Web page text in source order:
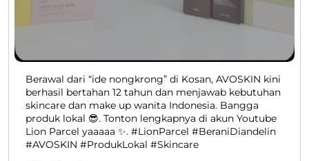
Berawal dari “ide nongkrong” di Kosan, AVOSKIN kini
berhasil bertahan 12 tahun dan menjawab kebutuhan
skincare dan make up wanita Indonesia. Bangga
produk lokal 😎. Tonton lengkapnya di akun Youtube
Lion Parcel yaaaaa ✨. #LionParcel #BeraniDiandelin
#AVOSKIN #ProdukLokal #Skincare